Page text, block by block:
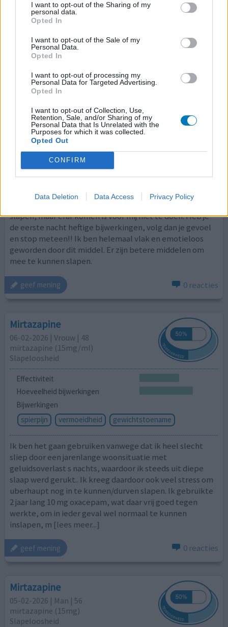
I want to opt-out of the Sharing of my
personal data.
Opted In
I want to opt-out of the Sale of my
Personal Data.
Opted In
I want to opt-out of processing my
Personal Data for Targeted Advertising.
Opted In
I want to opt-out of Collection, Use,
Retention, Sale, and/or Sharing of my
Personal Data that Is Unrelated with the
Purposes for which it was collected.
Opted Out
CONFIRM
Data Deletion Data Access Privacy Policy
deur begonnen te kloppen. Droge mo[lees meer...]
21-02-2026 | Vrouw | 54
mirtazapine (3.75)
Effectiviteit
Hoeveelheid bijwerkingen
Bijwerkingen
angst nachtmerries
emotionele afvlakking
depressief
slapen, maar eraf komen is voor mij niet te doen. Heb je
de eerste nacht heftige bijwerkingen, volg dan je gevoel
en stop meteen!! Ik ben helemaal vlak en emotieloos
geworden door dit middel. Er zijn betere middelen om
mee te kunnen slapen.
geef mening 0 reacties
Mirtazapine
06-02-2026 | Vrouw | 48
mirtazapine (15mg/ml)
Slapeloosheid
Effectiviteit
Hoeveelheid bijwerkingen
Bijwerkingen
spierpijn
vermoeidheid gewichtstoename
Ik ben het gaan gebruiken vanwege dat ik heel slecht
sliep door een jarenlange woonsituatie met
geluidsoverlast s nachts, waardoor ik steeds uit diepe
slaap werd gerukt.. Ik kreeg daardoor ook veel stress om
uberhaupt nog in te kunnen/durven slapen. Ik gebruikte
2 jaar lang 10 mg oxacepam, wat daar vrij goed tegen
werkte, om in ieder geval wel normaal te kunnen
inslapen, m [lees meer...]
geef mening 0 reacties
Mirtazapine
05-02-2026 | Man | 56
mirtazapine (15mg)
Slapeloosheid